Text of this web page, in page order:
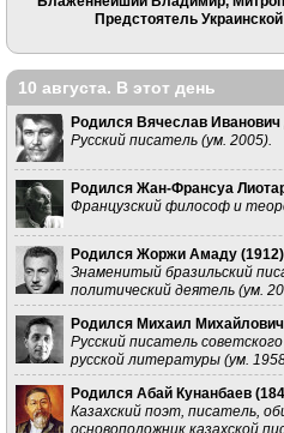
Предстоятель
10 августа. В этот день
Родился Вячеслав Иванович
Русский писатель (ум. 2005).
Родился Жан-Франсуа
Французский философ и
Родился Жоржи Амаду (1912)
Знаменитый бразильский
политический деятель (ум.
Родился Михаил
Русский писатель
русской литературы (ум.
Родился Абай Кунанбаев (
Казахский поэт, писатель,
основоположник казахской